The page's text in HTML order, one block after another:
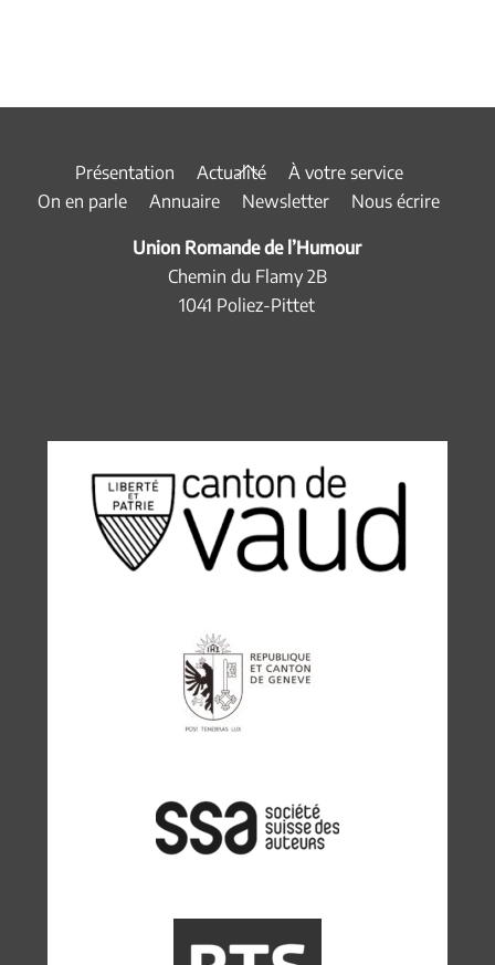
Back
To
Présentation Actualité
À votre service
On en parle
Annuaire Newsletter Nous écrire
Union Romande de l’Humour
Chemin du Flamy 2B
1041 Poliez-Pittet